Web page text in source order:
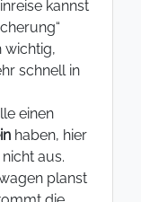
kannst
wichtig,
schnell in
einen
haben, hier
aus.
planst